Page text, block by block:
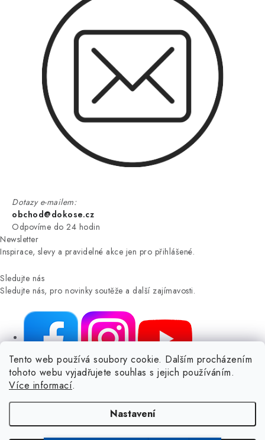
Tento web používá soubory cookie. Dalším procházením
tohoto webu vyjadřujete souhlas s jejich používáním.
Více informací.
Nastavení
Dotazy e-mailem:
obchod@dokose.cz
Odpovíme do 24 hodin
Newsletter
Inspirace, slevy a pravidelné akce jen pro přihlášené.
Sledujte nás
Sledujte nás, pro novinky soutěže a další zajímavosti.
NIKARO, s.r.o.
- Dokoše.cz, Veselka 48, 259 01 Olbramovice -
Votice, ČESKÁ REPUBLIKA
Podle zákona o evidenci tržeb je prodávající povinen vystavit
Zároveň je povinen zaevidovat přijatou tržbu u správce daně online; v